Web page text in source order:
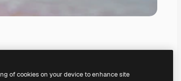
of cookies on your device to enhance site